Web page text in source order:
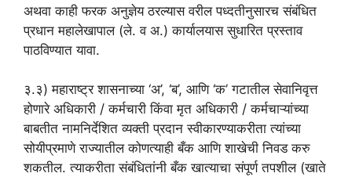
अथवा काही फरक अनुज्ञेय ठरल्यास वरील पध्दतीनुसारच संबंधित
प्रधान महालेखापाल (ले. व अ.) कार्यालयास सुधारित प्रस्ताव
पाठविण्यात यावा.
३.३) महाराष्ट्र शासनाच्या ‘अ’, ‘ब’, आणि ‘क’ गटातील सेवानिवृत्त
होणारे अधिकारी / कर्मचारी किंवा मृत अधिकारी / कर्मचाऱ्यांच्या
बाबतीत नामनिर्देशित व्यक्ती प्रदान स्वीकारण्याकरीता त्यांच्या
सोयीप्रमाणे राज्यातील कोणत्याही बँक आणि शाखेची निवड करु
शकतील. त्याकरीता संबंधितांनी बँक खात्याचा संपूर्ण तपशील (खाते